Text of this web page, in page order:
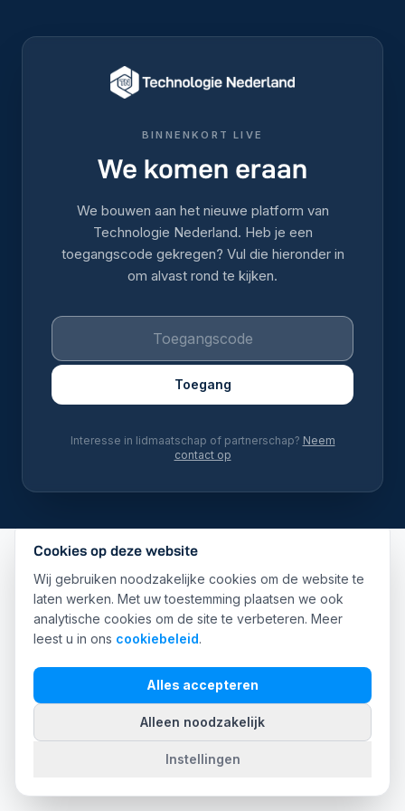
BINNENKORT LIVE
We komen eraan
We bouwen aan het nieuwe platform van
Technologie Nederland. Heb je een
toegangscode gekregen? Vul die hieronder in
om alvast rond te kijken.
Toegang
Interesse in lidmaatschap of partnerschap? Neem
contact op
Cookies op deze website
Wij gebruiken noodzakelijke cookies om de website te
laten werken. Met uw toestemming plaatsen we ook
analytische cookies om de site te verbeteren. Meer
leest u in ons cookiebeleid.
Alles accepteren
Alleen noodzakelijk
Instellingen